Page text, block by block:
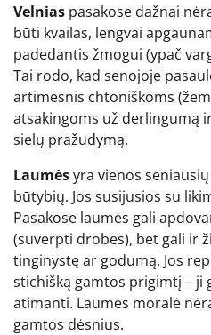
Velnias pasakose dažnai
būti kvailas, lengvai
padedantis žmogui (ypač
Tai rodo, kad senojoje
artimesnis chtoniškoms
atsakingoms už derlingumą
sielų pražudymą.
Laumėsyra vienos
būtybių. Jos susijusios su
Pasakose laumės gali
(suverpti drobes), bet gali ir
tinginystę ar godumą. Jos
stichišką gamtos prigimtį –
atimanti. Laumės moralė
gamtos dėsnius.